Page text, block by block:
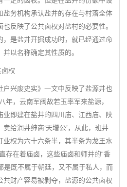
盐务机构承认盐井的存在与村落全体
反映了公共卤权对盐村的必要性。
，是盐井开掘成功时，就已经通过命
以名称确定其性质的。
权
兴废史实》一文中反映了盐源井也
年，云南军阀故若玉率军来盐源，
业即建在盐井的四川庙、江西庙、陕
给润井绅商‘天增公’，从此，班井
业权为六十六条半，其半条为龙王水
存在着庙卤，这些庙卤和师井的“香
是既不属于朝廷，又不属于私人，而
共财产容易被剥夺，盐源的公共卤权